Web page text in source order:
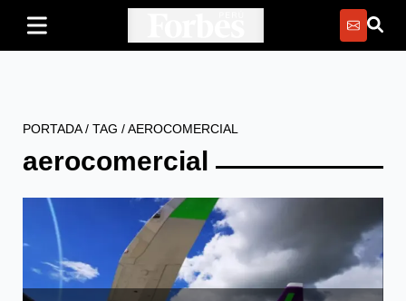
PORTADA/ TAG /AEROCOMERCIAL
aerocomercial